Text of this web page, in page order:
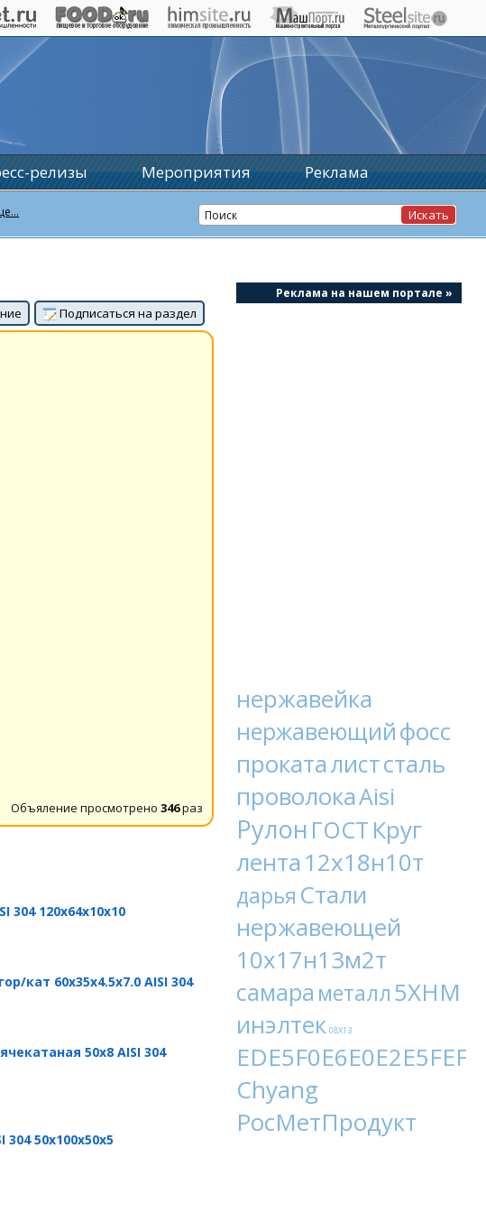
Реклама на нашем портале »
нержавейка
нержавеющийфосс
прокаталистсталь
проволокаAisi
Рулон ГОСТ Круг
лента12х18н10т
дарья Стали
нержавеющей
10х17н13м2т
самара металл5ХНМ
инэлтек 08Х13
Chyang
РосМетПродукт
Подписаться на раздел
Объяление просмотрено 346раз
120х64х10х10
60х35х4.5х7.0 AISI 304
50х8 AISI 304
50х100х50х5
релизы Мероприятия Реклама